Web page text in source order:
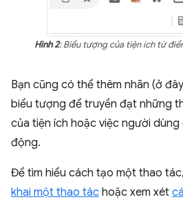
Hình 2: Biểu tượng của tiện ích từ
Bạn cũng có thể thêm nhãn (ở
biểu tượng để truyền đạt những
của tiện ích hoặc việc người dùng
động.
Để tìm hiểu cách tạo một thao
khai một thao tác hoặc xem xét